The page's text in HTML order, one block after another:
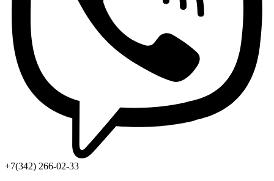
+7(342) 266-02-33